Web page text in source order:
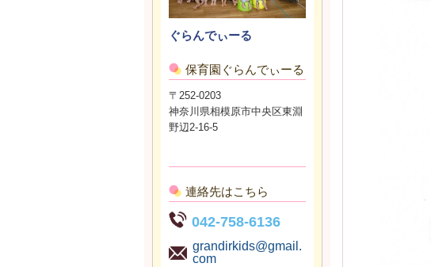
ぐらんでぃーる
保育園ぐらんでぃーる
〒252-0203
神奈川県相模原市中央区東淵
野辺2-16-5
連絡先はこちら
042-758-6136
grandirkids@gmail.
com